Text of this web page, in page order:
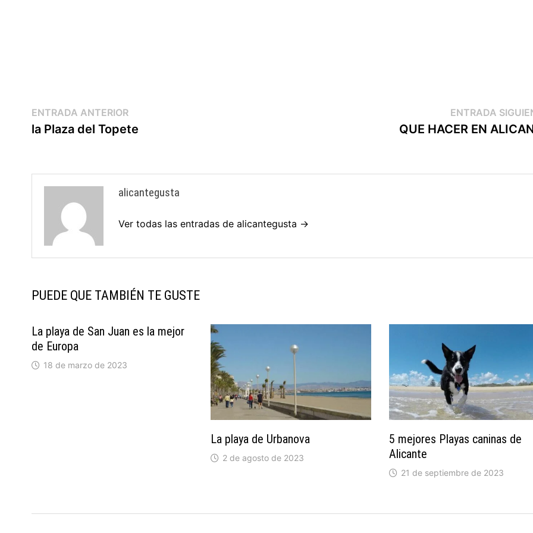
ENTRADA ANTERIOR
la Plaza del Topete
ENTRADA
QUE HACER EN
alicantegusta
Ver todas las entradas de alicantegusta →
PUEDE QUE TAMBIÉN TE GUSTE
La playa de San Juan es la mejor
de Europa
18 de marzo de 2023
La playa de Urbanova
2 de agosto de 2023
5 mejores Playas caninas de
Alicante
21 de septiembre de 2023